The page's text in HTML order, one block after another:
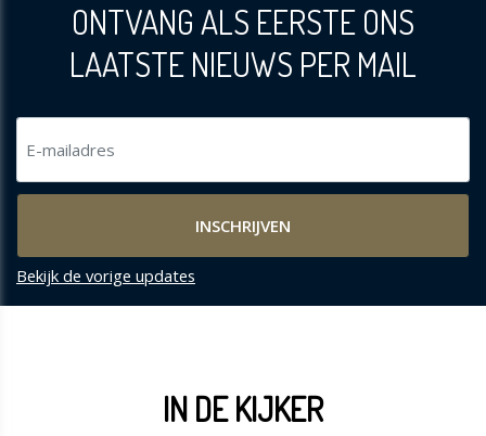
ONTVANG ALS EERSTE ONS
LAATSTE NIEUWS PER MAIL
Bekijk de vorige updates
IN DE KIJKER